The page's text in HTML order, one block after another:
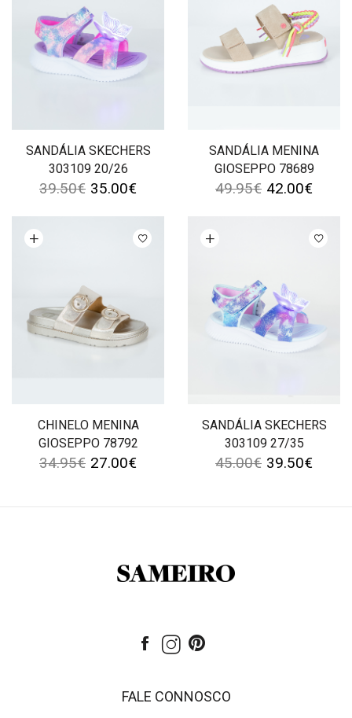
SANDÁLIA SKECHERS
303109 20/26
39.50€ 35.00€
SANDÁLIA MENINA
GIOSEPPO 78689
49.95€ 42.00€
CHINELO MENINA
GIOSEPPO 78792
opções
34.95€ 27.00€
SANDÁLIA SKECHERS
303109 27/35
Ver opções
45.00€ 39.50€
FALE CONNOSCO